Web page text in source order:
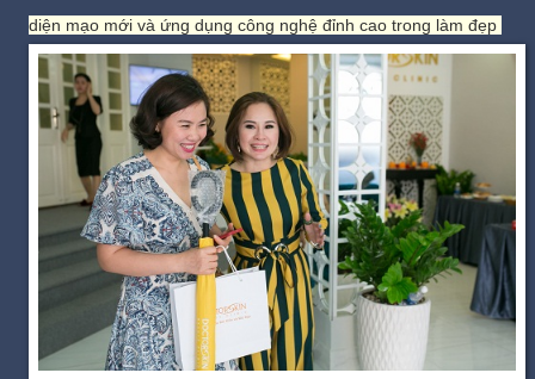
diện mạo mới và ứng dụng công nghệ đỉnh cao trong làm đẹp